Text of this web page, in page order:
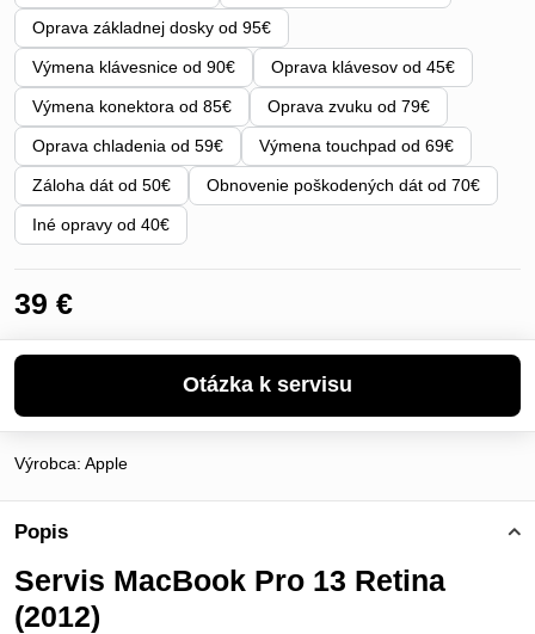
Oprava základnej dosky od 95€
Výmena klávesnice od 90€ Oprava klávesov od 45€
Výmena konektora od 85€ Oprava zvuku od 79€
Oprava chladenia od 59€ Výmena touchpad od 69€
Záloha dát od 50€ Obnovenie poškodených dát od 70€
Iné opravy od 40€
39 €
Výrobca: Apple
Popis
Servis MacBook Pro 13 Retina
(2012)